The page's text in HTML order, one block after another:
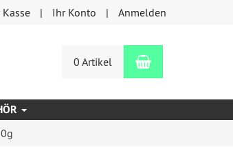
Ihr Konto Anmelden
0 Artikel Warenkorb